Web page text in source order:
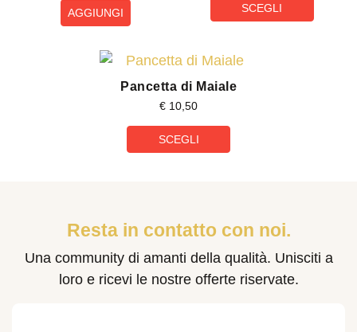
AGGIUNGI SCEGLI
Pancetta di Maiale
€ 10,50
SCEGLI
Resta in contatto con noi.
Una community di amanti della qualità. Unisciti a
loro e ricevi le nostre offerte riservate.